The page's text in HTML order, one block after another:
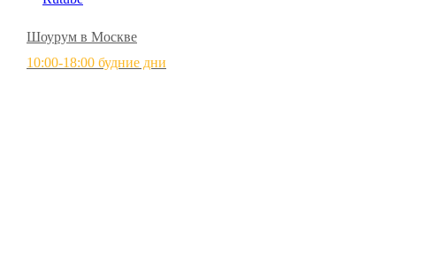
Шоурум в Москве
10:00-18:00 будние дни